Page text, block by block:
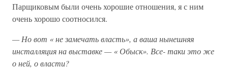
Парщиковым были очень хорошие отношения, я с ним
очень хорошо соотносился.
— Новот «незамечатьвласть», авашанынешняя
инсталляциянавыставке — «Обыск». Все-такиэтоже
оней, овласти?